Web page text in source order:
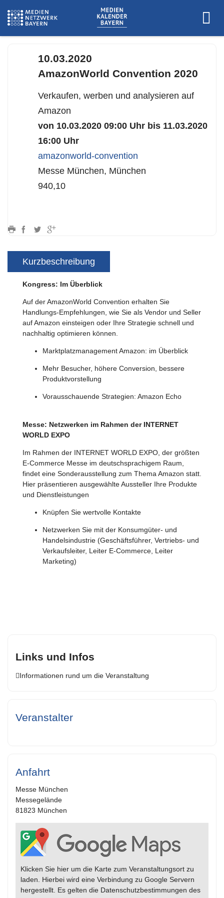
10.03.2020
AmazonWorld Convention 2020
Verkaufen, werben und analysieren auf
Amazon
von 10.03.2020 09:00 Uhr bis 11.03.2020
16:00 Uhr
amazonworld-convention
Messe München, München
940,10
Kurzbeschreibung
Kongress: Im Überblick
Auf der AmazonWorld Convention erhalten Sie
Handlungs-Empfehlungen, wie Sie als Vendor und Seller
auf Amazon einsteigen oder Ihre Strategie schnell und
nachhaltig optimieren können.
Marktplatzmanagement Amazon: im Überblick
Mehr Besucher, höhere Conversion, bessere
Produktvorstellung
Vorausschauende Strategien: Amazon Echo
Messe: Netzwerken im Rahmen der INTERNET
WORLD EXPO
Im Rahmen der INTERNET WORLD EXPO, der größten
E-Commerce Messe im deutschsprachigem Raum,
findet eine Sonderausstellung zum Thema Amazon statt.
Hier präsentieren ausgewählte Aussteller Ihre Produkte
und Dienstleistungen
Knüpfen Sie wertvolle Kontakte
Netzwerken Sie mit der Konsumgüter- und
Handelsindustrie (Geschäftsführer, Vertriebs- und
Verkaufsleiter, Leiter E-Commerce, Leiter
Marketing)
Links und Infos
Informationen rund um die Veranstaltung
Veranstalter
Anfahrt
Messe München
Messegelände
81823 München
Klicken Sie hier um die Karte zum Veranstaltungsort zu
laden. Hierbei wird eine Verbindung zu Google Servern
hergestellt. Es gelten die Datenschutzbestimmungen des